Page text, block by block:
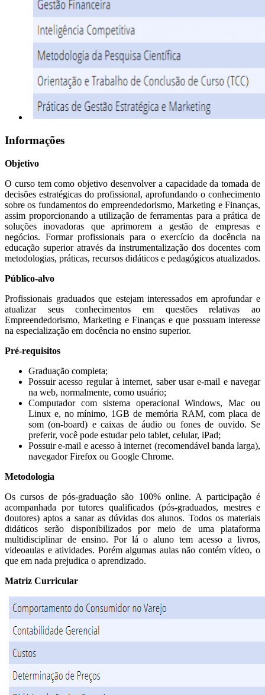
Informações
Objetivo
O curso tem como objetivo desenvolver a capacidade da tomada de
decisões estratégicas do profissional, aprofundando o conhecimento
sobre os fundamentos do empreendedorismo, Marketing e Finanças,
assim proporcionando a utilização de ferramentas para a prática de
soluções inovadoras que aprimorem a gestão de empresas e
negócios. Formar profissionais para o exercício da docência na
educação superior através da instrumentalização dos docentes com
metodologias, práticas, recursos didáticos e pedagógicos atualizados.
Público-alvo
Profissionais graduados que estejam interessados em aprofundar e
atualizar seus conhecimentos em questões relativas ao
Empreendedorismo, Marketing e Finanças e que possuam interesse
na especialização em docência no ensino superior.
Pré-requisitos
Graduação completa;
Possuir acesso regular à internet, saber usar e-mail e navegar
na web, normalmente, como usuário;
Computador com sistema operacional Windows, Mac ou
Linux e, no mínimo, 1GB de memória RAM, com placa de
som (on-board) e caixas de áudio ou fones de ouvido. Se
preferir, você pode estudar pelo tablet, celular, iPad;
Possuir e-mail e acesso à internet (recomendável banda larga),
navegador Firefox ou Google Chrome.
Metodologia
Os cursos de pós-graduação são 100% online. A participação é
acompanhada por tutores qualificados (pós-graduados, mestres e
doutores) aptos a sanar as dúvidas dos alunos. Todos os materiais
didáticos serão disponibilizados por meio de uma plataforma
multidisciplinar de ensino. Por lá o aluno tem acesso a livros,
videoaulas e atividades. Porém algumas aulas não contém vídeo, o
que em nada prejudica o aprendizado.
Matriz Curricular